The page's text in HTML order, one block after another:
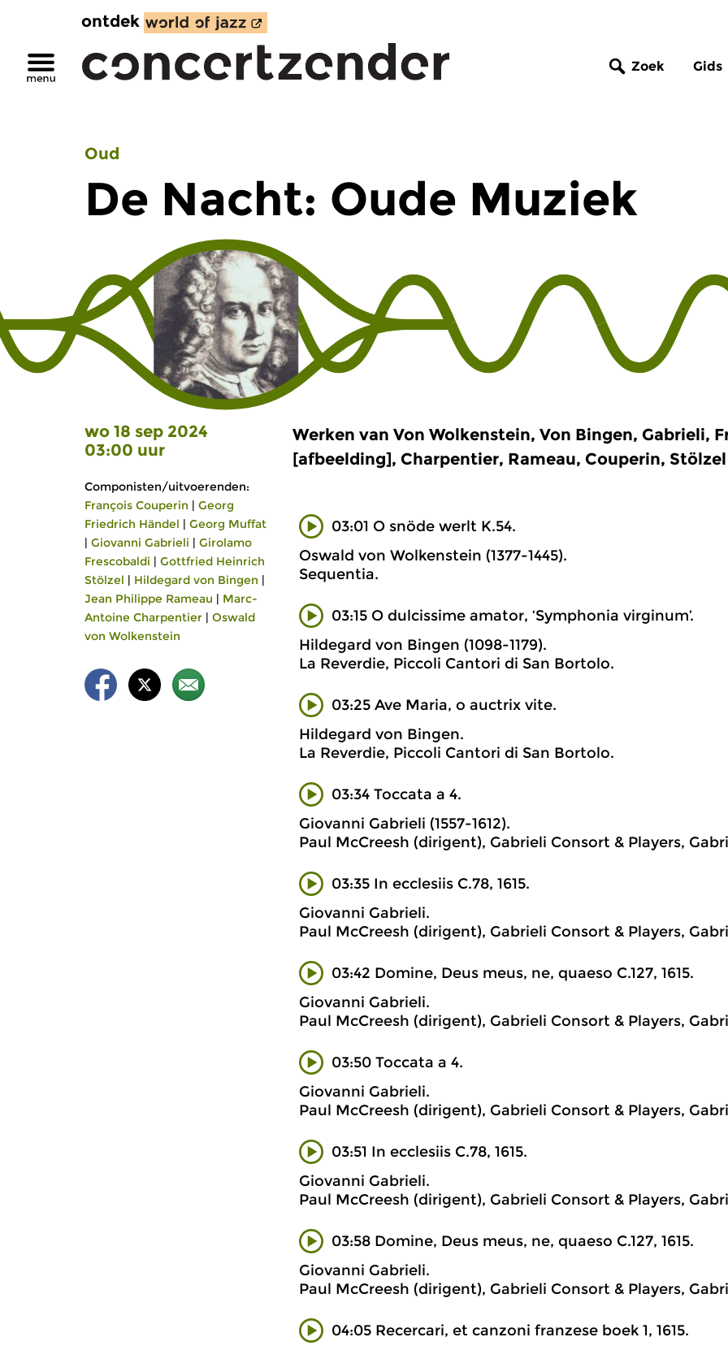
ontdek
Zoek Gids
Oud
De Nacht: Oude Muziek
wo 18 sep 2024
03:00 uur
Componisten/uitvoerenden:
François Couperin | Georg
Friedrich Händel | Georg Muffat
| Giovanni Gabrieli | Girolamo
Frescobaldi | Gottfried Heinrich
Stölzel | Hildegard von Bingen |
Jean Philippe Rameau | Marc-
Antoine Charpentier | Oswald
von Wolkenstein
Werken van Von Wolkenstein, Von Bingen, Gabrieli,
[afbeelding], Charpentier, Rameau, Couperin, Stölzel
03:01 O snöde werlt K.54.
Oswald von Wolkenstein (1377-1445).
Sequentia.
03:15 O dulcissime amator, ‘Symphonia virginum’.
Hildegard von Bingen (1098-1179).
La Reverdie, Piccoli Cantori di San Bortolo.
03:25 Ave Maria, o auctrix vite.
Hildegard von Bingen.
La Reverdie, Piccoli Cantori di San Bortolo.
03:34 Toccata a 4.
Giovanni Gabrieli (1557-1612).
Paul McCreesh (dirigent), Gabrieli Consort & Players,
03:35 In ecclesiis C.78, 1615.
Giovanni Gabrieli.
Paul McCreesh (dirigent), Gabrieli Consort & Players,
03:42 Domine, Deus meus, ne, quaeso C.127, 1615.
Giovanni Gabrieli.
Paul McCreesh (dirigent), Gabrieli Consort & Players,
03:50 Toccata a 4.
Giovanni Gabrieli.
Paul McCreesh (dirigent), Gabrieli Consort & Players,
03:51 In ecclesiis C.78, 1615.
Giovanni Gabrieli.
Paul McCreesh (dirigent), Gabrieli Consort & Players,
03:58 Domine, Deus meus, ne, quaeso C.127, 1615.
Giovanni Gabrieli.
Paul McCreesh (dirigent), Gabrieli Consort & Players,
04:05 Recercari, et canzoni franzese boek 1, 1615.